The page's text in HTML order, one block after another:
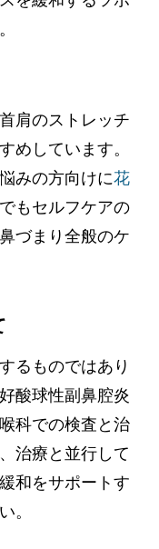
肩のストレッチ
めしています。
みの方向けに花
でもセルフケアの
づまり全般のケ
るものではあり
酸球性副鼻腔炎
科での検査と治
治療と並行して
和をサポートす
。